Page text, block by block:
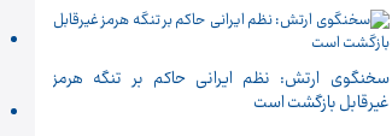
سخنگوی ارتش: نظم ایرانی حاکم بر تنگه هرمز
غیرقابل بازگشت است